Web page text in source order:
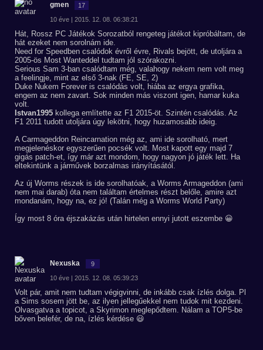
gmen 17
10 éve | 2015. 12. 08. 06:38:21
Hát, Rossz PC Játékok Sorozatból rengeteg játékot kipróbáltam, de
hát ezeket nem sorolnám ide.
Need for Speedben csalódok évről évre, Rivals bejött, de utoljára a
2005-ös Most Wanteddel tudtam jól szórakozni.
Serious Sam 3-ban csalódtam még, valahogy nekem nem volt meg
a feelingje, mint az első 3-nak (FE, SE, 2)
Duke Nukem Forever is csalódás volt, hiába az ergya grafika,
engem az nem zavart. Sok minden más viszont igen, hamar kuka
volt.
Istvan1995 kollega említette az F1 2015-öt. Szintén csalódás. Az
F1 2011 tudott utoljára úgy lekötni, hogy huzamosabb ideig.
A Carmageddon Reincarnation még az, ami ide sorolható, mert
megjelenéskor egyszerűen pocsék volt. Most kapott egy majd 7
gigás patch-et, így már azt mondom, hogy nagyon jó játék lett. Ha
eltekintünk a járművek borzalmas irányításától.
Az új Worms részek is ide sorolhatóak, a Worms Armageddon (ami
nem mai darab) óta nem találtam értelmes részt belőle, amire azt
mondanám, hogy na, ez jó! (Talán még a Worms World Party)
Így most 8 óra éjszakázás után hirtelen ennyi jutott eszembe 😀
Nexuska 9
10 éve | 2015. 12. 08. 05:39:23
Volt pár, amit nem tudtam végigvinni, de inkább csak ízlés dolga. Pl
a Sims sosem jött be, az ilyen jellegűekkel nem tudok mit kezdeni.
Olvasgatva a topicot, a Skyrimon meglepődtem. Nálam a TOP5-be
bőven belefér, de na, ízlés kérdése 😃